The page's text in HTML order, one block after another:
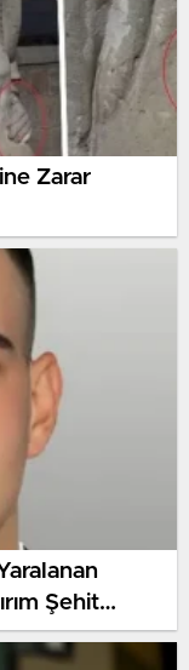
Zarar
Şehit